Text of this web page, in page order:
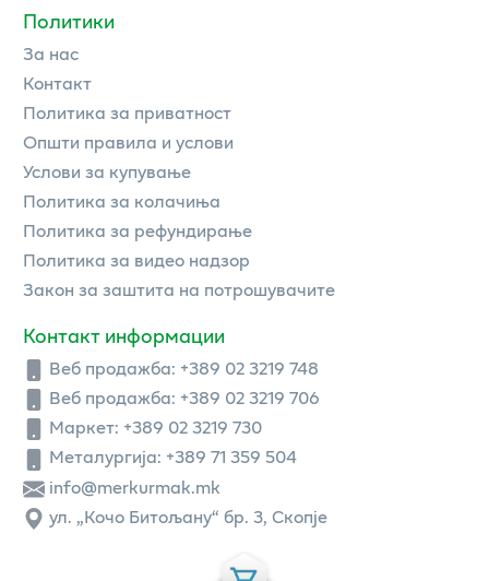
Политики
За нас
Контакт
Политика за приватност
Општи правила и услови
Услови за купување
Политика за колачиња
Политика за рефундирање
Политика за видео надзор
Закон за заштита на потрошувачите
Контакт информации
Веб продажба: +389 02 3219 748
Веб продажба: +389 02 3219 706
Маркет: +389 02 3219 730
Металургија: +389 71 359 504
info@merkurmak.mk
ул. „Кочо Битољану“ бр. 3, Скопје